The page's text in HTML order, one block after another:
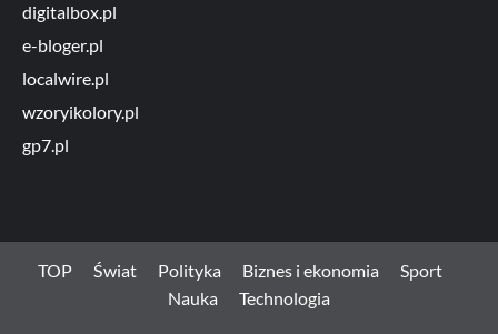
digitalbox.pl
e-bloger.pl
localwire.pl
wzoryikolory.pl
gp7.pl
TOP Świat Polityka Biznes i ekonomia
Sport
Nauka
Technologia